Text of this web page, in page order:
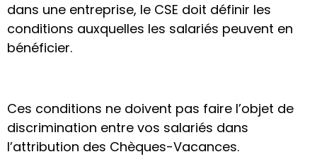
dans une entreprise, le CSE doit définir les
conditions auxquelles les salariés peuvent en
bénéficier.
Ces conditions ne doivent pas faire l’objet de
discrimination entre vos salariés dans
l’attribution des Chèques-Vacances.